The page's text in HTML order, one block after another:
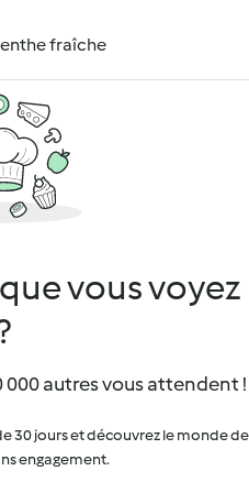
fraîche
vous voyez
autres vous attendent !
30 jours et découvrez le monde de
engagement.